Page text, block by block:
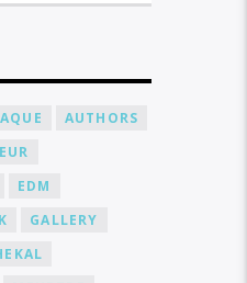
AUTHORS
EDM
GALLERY